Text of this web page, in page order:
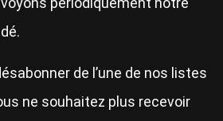
de l’une de nos listes
ne souhaitez plus recevoir